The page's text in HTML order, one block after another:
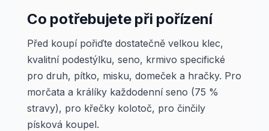
Co potřebujete při pořízení
Před koupí pořiďte dostatečně velkou klec,
kvalitní podestýlku, seno, krmivo specifické
pro druh, pítko, misku, domeček a hračky. Pro
morčata a králíky každodenní seno (75 %
stravy), pro křečky kolotoč, pro činčily
písková koupel.